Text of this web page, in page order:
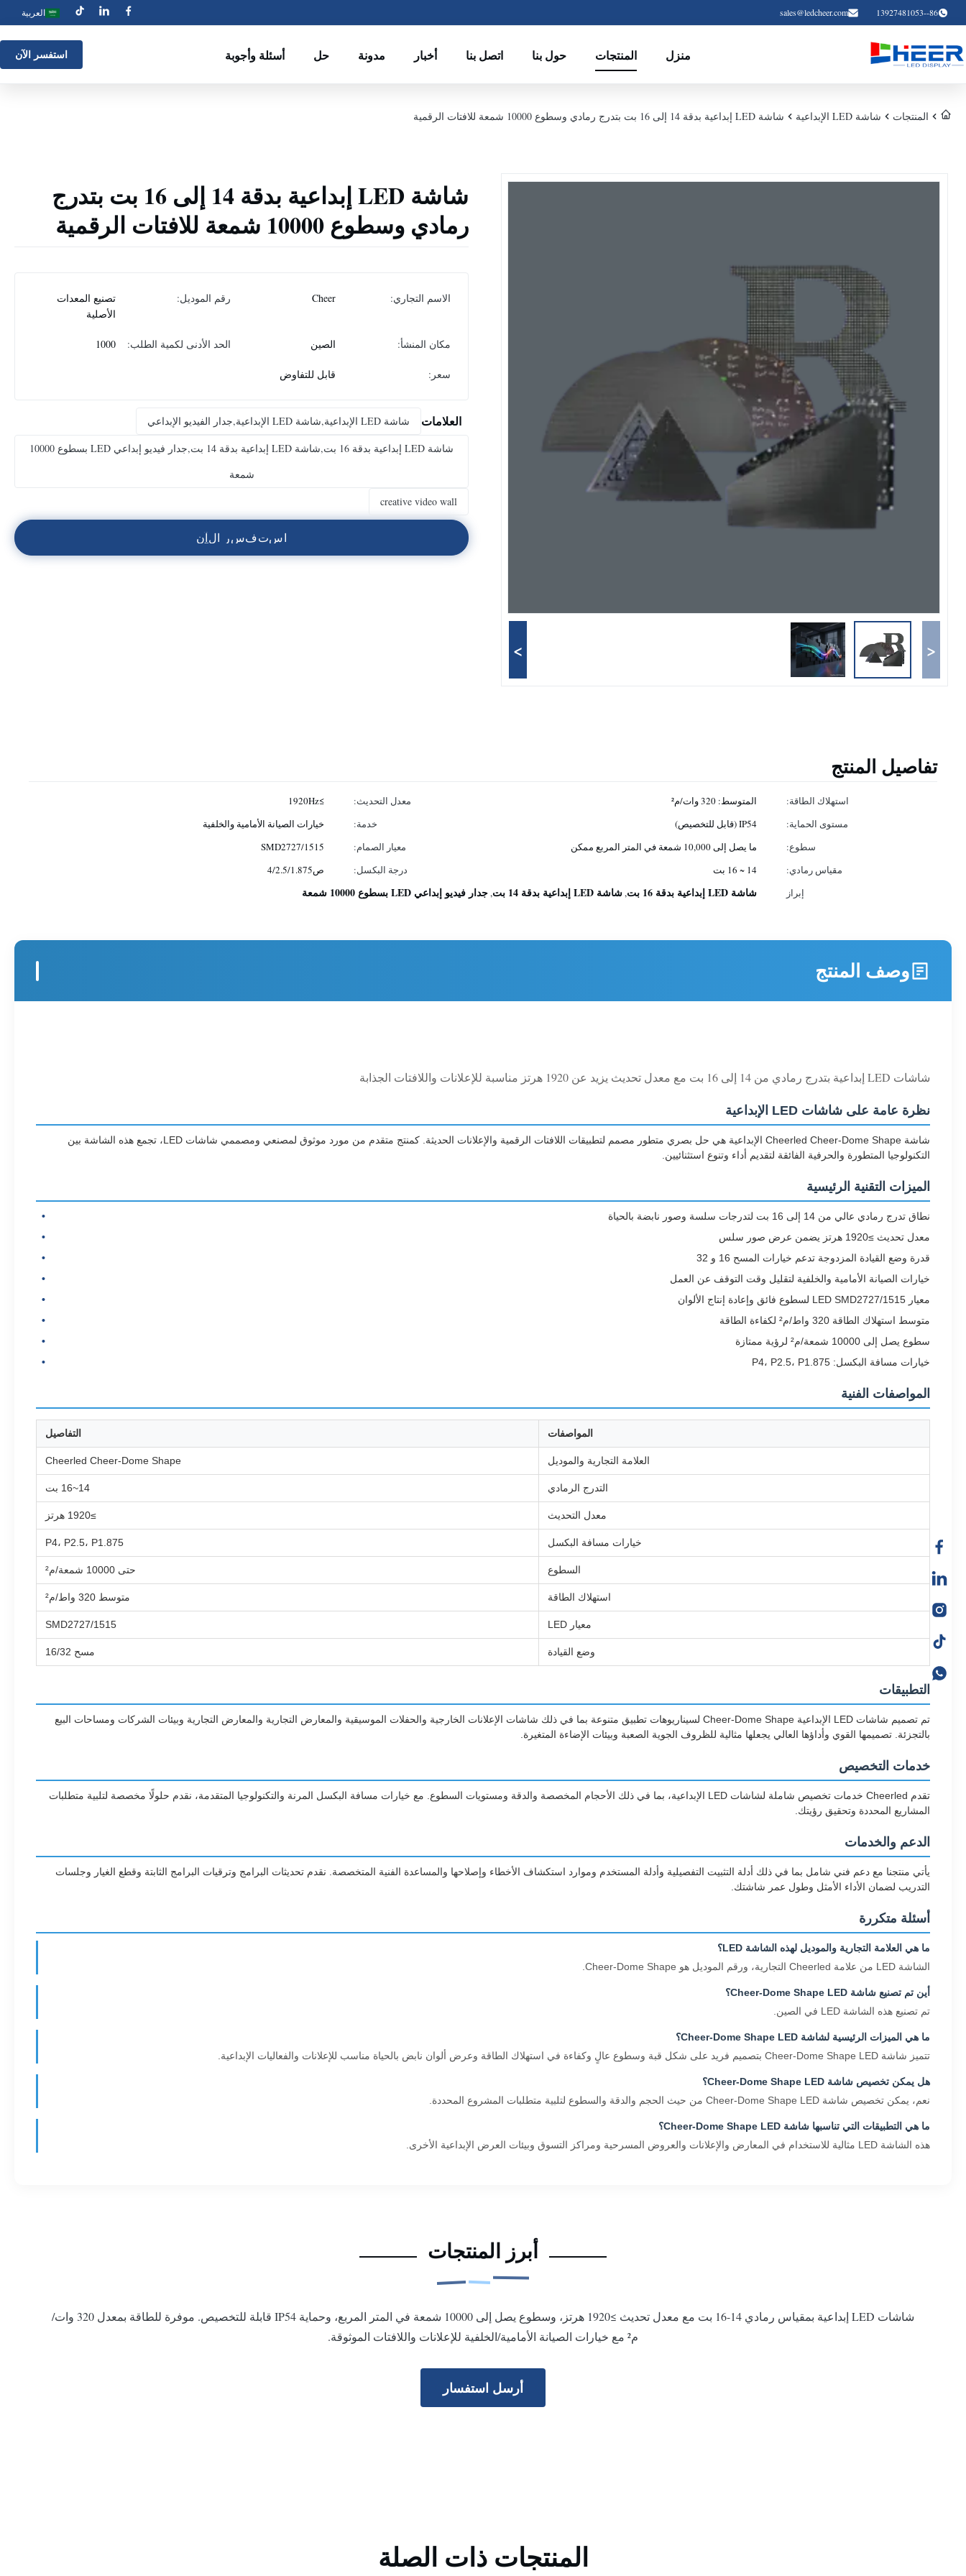
86--13927481053
sales@ledcheer.com العربية
منزل المنتجات حول بنا اتصل بنا أخبار مدونة حل أسئلة وأجوبة استفسر الآن
المنتجات شاشة LED الإبداعية شاشة LED إبداعية بدقة 14 إلى 16 بت بتدرج رمادي وسطوع 10000 شمعة للافتات الرقمية
<
>
شاشة LED إبداعية بدقة 14 إلى 16 بت بتدرج
رمادي وسطوع 10000 شمعة للافتات الرقمية
الاسم التجاري: Cheer رقم الموديل:
تصنيع المعدات
الأصلية
مكان المنشأ: الصين الحد الأدنى لكمية الطلب: 1000
سعر: قابل للتفاوض
العلامات
شاشة LED الإبداعية,شاشة LED الإبداعية,جدار الفيديو الإبداعي
شاشة LED إبداعية بدقة 16 بت,شاشة LED إبداعية بدقة 14 بت,جدار فيديو إبداعي LED بسطوع 10000
شمعة
creative video wall
استفسر الآن
تفاصيل المنتج
استهلاك الطاقة: المتوسط: 320 وات/م² معدل التحديث:
≥1920Hz
مستوى الحماية:
IP54 (قابل للتخصيص) خدمة:
خيارات الصيانة الأمامية والخلفية
سطوع:
ما يصل إلى 10,000 شمعة في المتر المربع ممكن معيار الصمام:
SMD2727/1515
مقياس رمادي:
14 ~ 16 بت درجة البكسل:
ص4/2.5/1.875
إبراز
شاشة LED إبداعية بدقة 16 بت ,شاشة LED إبداعية بدقة 14 بت ,جدار فيديو إبداعي LED بسطوع 10000 شمعة
وصف المنتج
شاشات LED إبداعية بتدرج رمادي من 14 إلى 16 بت مع معدل تحديث يزيد عن 1920 هرتز مناسبة للإعلانات واللافتات الجذابة
نظرة عامة على شاشات LED الإبداعية
شاشة Cheerled Cheer-Dome Shape الإبداعية هي حل بصري متطور مصمم لتطبيقات اللافتات الرقمية والإعلانات الحديثة. كمنتج متقدم من مورد موثوق لمصنعي ومصممي شاشات LED، تجمع هذه الشاشة بين
التكنولوجيا المتطورة والحرفية الفائقة لتقديم أداء وتنوع استثنائيين.
الميزات التقنية الرئيسية
نطاق تدرج رمادي عالي من 14 إلى 16 بت لتدرجات سلسة وصور نابضة بالحياة
معدل تحديث ≥1920 هرتز يضمن عرض صور سلس
قدرة وضع القيادة المزدوجة تدعم خيارات المسح 16 و 32
خيارات الصيانة الأمامية والخلفية لتقليل وقت التوقف عن العمل
معيار LED SMD2727/1515 لسطوع فائق وإعادة إنتاج الألوان
متوسط استهلاك الطاقة 320 واط/م² لكفاءة الطاقة
سطوع يصل إلى 10000 شمعة/م² لرؤية ممتازة
خيارات مسافة البكسل: P4، P2.5، P1.875
المواصفات الفنية
المواصفات التفاصيل
العلامة التجارية والموديل Cheerled Cheer-Dome Shape
التدرج الرمادي 14~16 بت
معدل التحديث ≥1920 هرتز
خيارات مسافة البكسل P4، P2.5، P1.875
السطوع حتى 10000 شمعة/م²
استهلاك الطاقة متوسط 320 واط/م²
معيار LED SMD2727/1515
وضع القيادة مسح 16/32
التطبيقات
تم تصميم شاشات LED الإبداعية Cheer-Dome Shape لسيناريوهات تطبيق متنوعة بما في ذلك شاشات الإعلانات الخارجية والحفلات الموسيقية والمعارض التجارية والمعارض التجارية وبيئات الشركات ومساحات البيع
بالتجزئة. تصميمها القوي وأداؤها العالي يجعلها مثالية للظروف الجوية الصعبة وبيئات الإضاءة المتغيرة.
خدمات التخصيص
تقدم Cheerled خدمات تخصيص شاملة لشاشات LED الإبداعية، بما في ذلك الأحجام المخصصة والدقة ومستويات السطوع. مع خيارات مسافة البكسل المرنة والتكنولوجيا المتقدمة، نقدم حلولًا مخصصة لتلبية متطلبات
المشاريع المحددة وتحقيق رؤيتك.
الدعم والخدمات
يأتي منتجنا مع دعم فني شامل بما في ذلك أدلة التثبيت التفصيلية وأدلة المستخدم وموارد استكشاف الأخطاء وإصلاحها والمساعدة الفنية المتخصصة. نقدم تحديثات البرامج وترقيات البرامج الثابتة وقطع الغيار وجلسات
التدريب لضمان الأداء الأمثل وطول عمر شاشتك.
أسئلة متكررة
ما هي العلامة التجارية والموديل لهذه الشاشة LED؟
الشاشة LED من علامة Cheerled التجارية، ورقم الموديل هو Cheer-Dome Shape.
أين تم تصنيع شاشة Cheer-Dome Shape LED؟
تم تصنيع هذه الشاشة LED في الصين.
ما هي الميزات الرئيسية لشاشة Cheer-Dome Shape LED؟
تتميز شاشة Cheer-Dome Shape LED بتصميم فريد على شكل قبة وسطوع عالٍ وكفاءة في استهلاك الطاقة وعرض ألوان نابض بالحياة مناسب للإعلانات والفعاليات الإبداعية.
هل يمكن تخصيص شاشة Cheer-Dome Shape LED؟
نعم، يمكن تخصيص شاشة Cheer-Dome Shape LED من حيث الحجم والدقة والسطوع لتلبية متطلبات المشروع المحددة.
ما هي التطبيقات التي تناسبها شاشة Cheer-Dome Shape LED؟
هذه الشاشة LED مثالية للاستخدام في المعارض والإعلانات والعروض المسرحية ومراكز التسوق وبيئات العرض الإبداعية الأخرى.
أبرز المنتجات
شاشات LED إبداعية بمقياس رمادي 14-16 بت مع معدل تحديث ≥1920 هرتز، وسطوع يصل إلى 10000 شمعة في المتر المربع، وحماية IP54 قابلة للتخصيص. موفرة للطاقة بمعدل 320 وات/
م² مع خيارات الصيانة الأمامية/الخلفية للإعلانات واللافتات الموثوقة.
أرسل استفسار
المنتجات ذات الصلة